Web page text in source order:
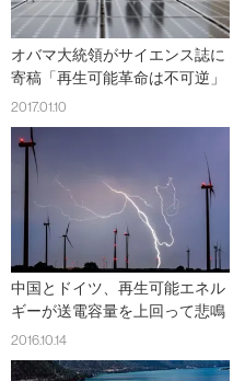
オバマ大統領がサイエンス誌に
寄稿「再生可能革命は不可逆」
2017.01.10
中国とドイツ、再生可能エネル
ギーが送電容量を上回って悲鳴
2016.10.14